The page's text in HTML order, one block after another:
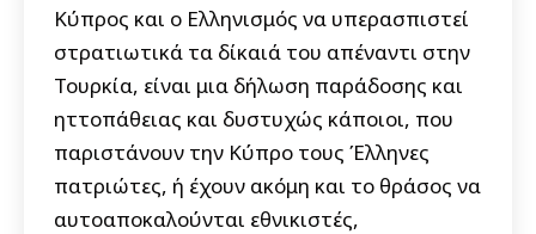
Κύπρος και ο Ελληνισμός να υπερασπιστεί
στρατιωτικά τα δίκαιά του απέναντι στην
Τουρκία, είναι μια δήλωση παράδοσης και
ηττοπάθειας και δυστυχώς κάποιοι, που
παριστάνουν την Κύπρο τους Έλληνες
πατριώτες, ή έχουν ακόμη και το θράσος να
αυτοαποκαλούνται εθνικιστές,